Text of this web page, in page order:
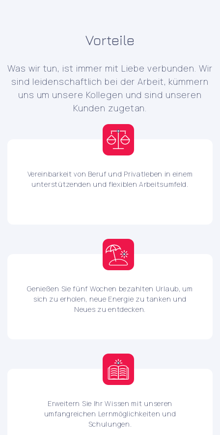
Vorteile
Was wir tun, ist immer mit Liebe verbunden. Wir
sind leidenschaftlich bei der Arbeit, kümmern
uns um unsere Kollegen und sind unseren
Kunden zugetan.
Vereinbarkeit von Beruf und Privatleben in einem
unterstützenden und flexiblen Arbeitsumfeld.
Genießen Sie fünf Wochen bezahlten Urlaub, um
sich zu erholen, neue Energie zu tanken und
Neues zu entdecken.
Erweitern Sie Ihr Wissen mit unseren
umfangreichen Lernmöglichkeiten und
Schulungen.